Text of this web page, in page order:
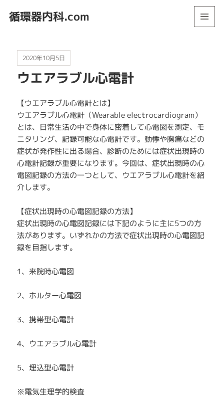
循環器内科.com
2020年10月5日
ウエアラブル心電計
【ウエアラブル心電計とは】
ウエアラブル心電計（Wearable electrocardiogram）
とは、日常生活の中で身体に密着して心電図を測定、モ
ニタリング、記録可能な心電計です。動悸や胸痛などの
症状が発作性に出る場合、診断のためには症状出現時の
心電計記録が重要になります。今回は、症状出現時の心
電図記録の方法の一つとして、ウエアラブル心電計を紹
介します。
【症状出現時の心電図記録の方法】
症状出現時の心電図記録には下記のように主に5つの方
法があります。いずれかの方法で症状出現時の心電図記
録を目指します。
1、来院時心電図
2、ホルター心電図
3、携帯型心電計
4、ウエアラブル心電計
5、埋込型心電計
※電気生理学的検査